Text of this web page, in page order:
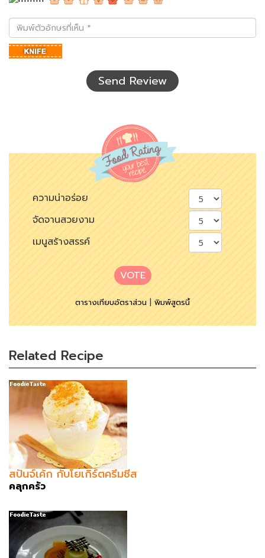
พิมพ์
ตัว
อักษร
ที่
Send Review
ความน่าอร่อย
จัดจานสวยงาม
เมนูสร้างสรรค์
VOTE
ตารางเทียบอัตราส่วน|พิมพ์สูตรนี้
Related Recipe
สปันจ์เค้ก กับโยเกิร์ตครีมชีส
คลุกครัว